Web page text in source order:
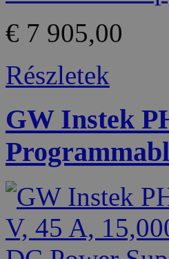
€ 7 905,00
Részletek
GW Instek